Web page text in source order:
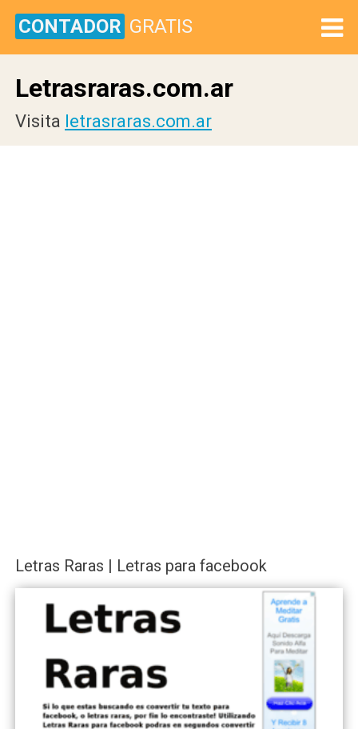
CONTADOR GRATIS
Letrasraras.com.ar
Visita letrasraras.com.ar
Letras Raras | Letras para facebook